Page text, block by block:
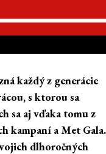
každý z generácie
s ktorou sa
sa aj vďaka tomu z
kampaní a Met Gala.
dlhoročných